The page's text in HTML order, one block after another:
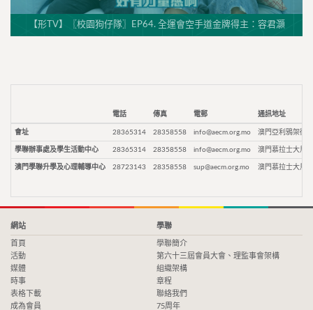
【形TV】〖校園狗仔隊〗EP64. 全運會空手道金牌得主：容君灝
電話 傳真 電郵 通訊地址
會址 28365314 28358558 info@aecm.org.mo 澳門亞利鴉架街9
學聯辦事處及學生活動中心 28365314 28358558 info@aecm.org.mo 澳門慕拉士大馬
澳門學聯升學及心理輔導中心 28723143 28358558 sup@aecm.org.mo 澳門慕拉士大馬
網站
首頁
活動
媒體
時事
表格下載
成為會員
學聯
學聯簡介
第六十三屆會員大會、理監事會架構
組織架構
章程
聯絡我們
75周年